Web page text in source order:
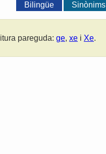
Bilingüe
Sinònims
pareguda: ge, xe i Xe.